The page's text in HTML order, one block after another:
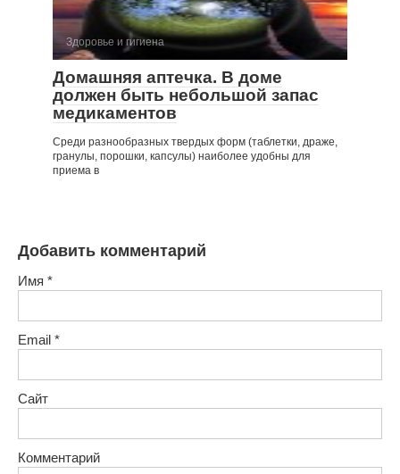
Здоровье и гигиена
Домашняя аптечка. В доме
должен быть небольшой запас
медика­ментов
Среди разнообразных твердых форм (таблетки, драже,
гранулы, порошки, капсулы) наиболее удоб­ны для
приема в
Добавить комментарий
Имя *
Email *
Сайт
Комментарий